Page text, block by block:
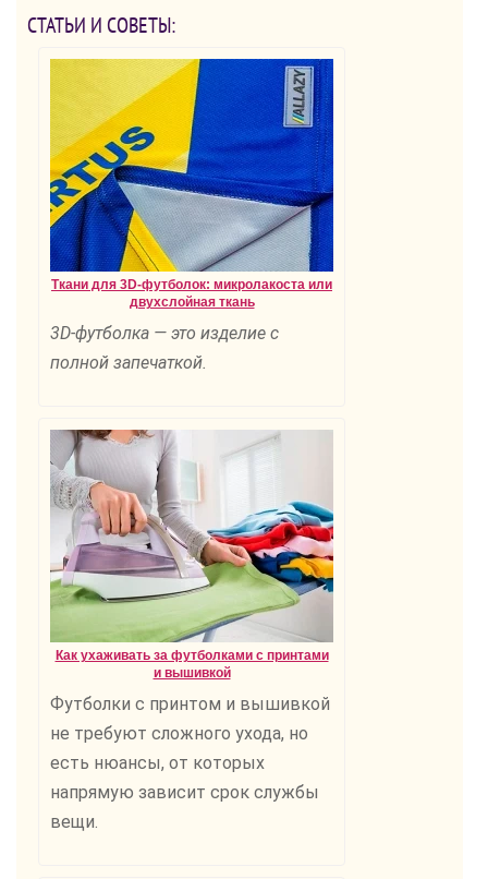
СТАТЬИ И СОВЕТЫ:
Ткани для 3D-футболок: микролакоста или
двухслойная ткань
3D-футболка — это изделие с
полной запечаткой.
Как ухаживать за футболками с принтами
и вышивкой
Футболки с принтом и вышивкой
не требуют сложного ухода, но
есть нюансы, от которых
напрямую зависит срок службы
вещи.